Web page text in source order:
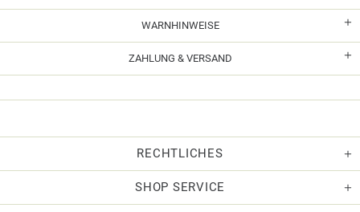
WARNHINWEISE
ZAHLUNG & VERSAND
RECHTLICHES
SHOP SERVICE